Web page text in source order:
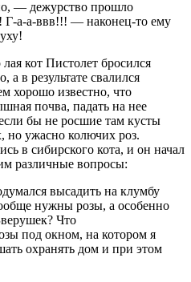
— дежурство прошло
Г-а-а-ввв!!! — наконец-то ему
кот Пистолет бросился
а в результате свалился
хорошо известно, что
почва, падать на нее
бы не росшие там кусты
но ужасно колючих роз.
в сибирского кота, и он начал
различные вопросы:
высадить на клумбу
нужны розы, а особенно
Что
под окном, на котором я
охранять дом и при этом